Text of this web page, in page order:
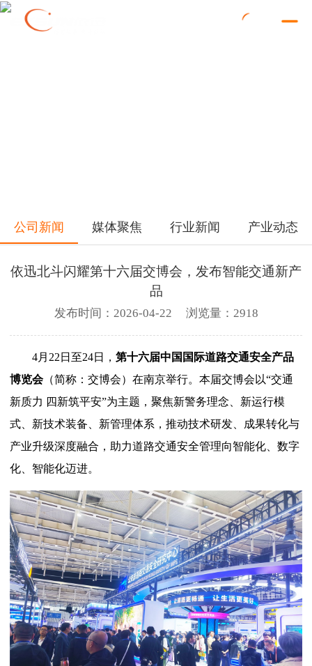
公司新闻 媒体聚焦 行业新闻 产业动态
依迅北斗闪耀第十六届交博会，发布智能交通新产
品
发布时间：2026-04-22 浏览量： 2918
4月22日至24日，第十六届中国国际道路交通安全产品
博览会（简称：交博会）在南京举行。本届交博会以“交通
新质力 四新筑平安”为主题，聚焦新警务理念、新运行模
式、新技术装备、新管理体系，推动技术研发、成果转化与
产业升级深度融合，助力道路交通安全管理向智能化、数字
化、智能化迈进。